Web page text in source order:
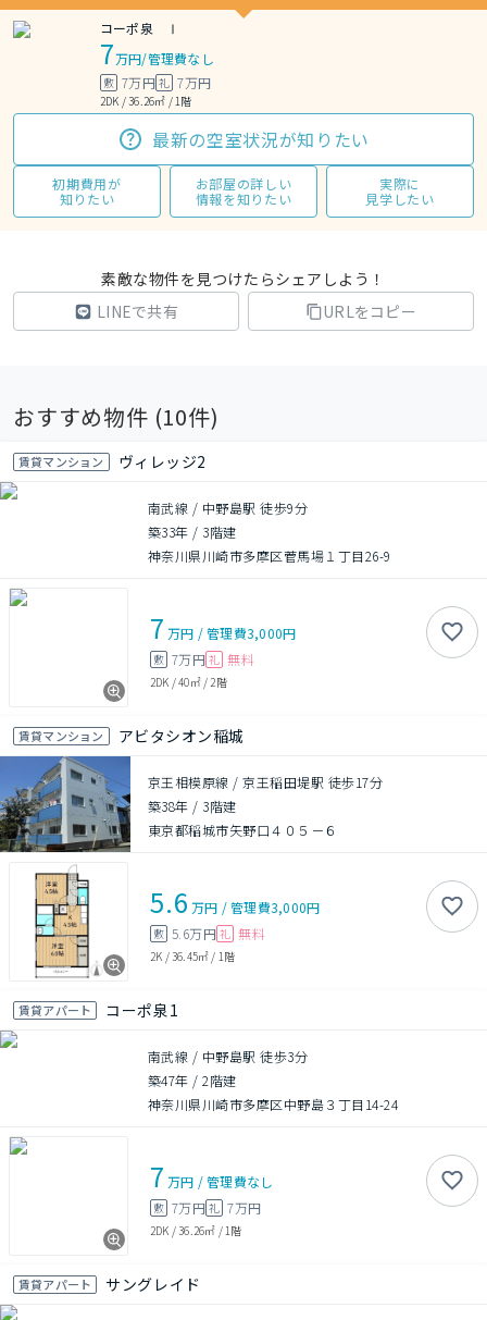
コーポ泉 Ⅰ
7万円/管理費なし
敷 7万円礼 7万円
2DK / 36.26㎡ / 1階
最新の空室状況が知りたい
初期費用が
知りたい
お部屋の詳しい
情報を知りたい
実際に
見学したい
素敵な物件を見つけたらシェアしよう！
LINEで共有
URLをコピー
おすすめ物件 (10件)
賃貸マンション ヴィレッジ2
南武線 / 中野島駅 徒歩9分
築33年 / 3階建
神奈川県川崎市多摩区菅馬場１丁目26-9
7 万円 /管理費3,000円
敷 7万円 礼 無料
2DK /40㎡/ 2階
賃貸マンション アビタシオン稲城
京王相模原線 / 京王稲田堤駅 徒歩17分
築38年 / 3階建
東京都稲城市矢野口４０５－６
5.6 万円 /管理費3,000円
敷 5.6万円 礼 無料
2K /36.45㎡ / 1階
賃貸アパート コーポ泉1
南武線 / 中野島駅 徒歩3分
築47年 /2階建
神奈川県川崎市多摩区中野島３丁目14-24
7 万円 /管理費なし
敷 7万円礼 7万円
2DK /36.26㎡ / 1階
賃貸アパート サングレイド